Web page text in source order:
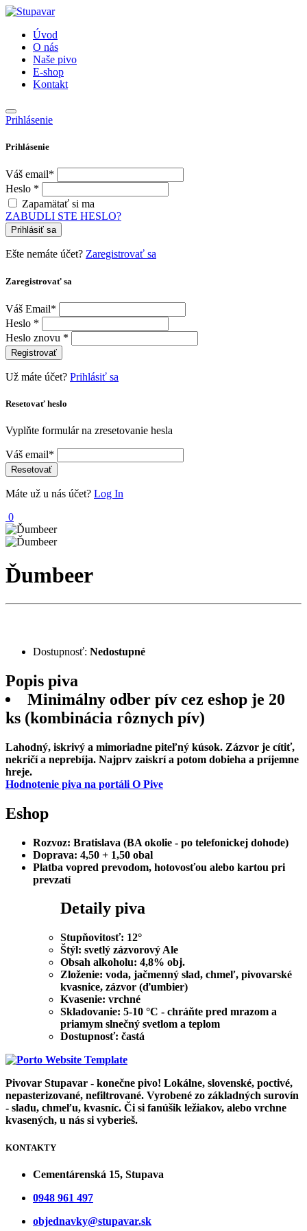
Úvod
O nás
Naše pivo
E-shop
Kontakt
Prihlásenie
Prihlásenie
Váš email*
Heslo *
Zapamätať si ma
ZABUDLI STE HESLO?
Prihlásiť sa
Ešte nemáte účet? Zaregistrovať sa
Zaregistrovať sa
Váš Email*
Heslo *
Heslo znovu *
Registrovať
Už máte účet? Prihlásiť sa
Resetovať heslo
Vyplňte formulár na zresetovanie hesla
Váš email*
Resetovať
Máte už u nás účet? Log In
0
Ďumbeer
Dostupnosť: Nedostupné
Popis piva
Minimálny odber pív cez eshop je 20
ks (kombinácia rôznych pív)
Lahodný, iskrivý a mimoriadne piteľný kúsok. Zázvor je cítiť,
nekričí a neprebíja. Najprv zaiskrí a potom dobieha a príjemne
hreje.
Hodnotenie piva na portáli O Pive
Eshop
Rozvoz: Bratislava (BA okolie - po telefonickej dohode)
Doprava: 4,50 + 1,50 obal
Platba vopred prevodom, hotovosťou alebo kartou pri
prevzatí
Detaily piva
Stupňovitosť: 12°
Štýl: svetlý zázvorový Ale
Obsah alkoholu: 4,8% obj.
Zloženie: voda, jačmenný slad, chmeľ, pivovarské
kvasnice, zázvor (ďumbier)
Kvasenie: vrchné
Skladovanie: 5-10 °C - chráňte pred mrazom a
priamym slnečný svetlom a teplom
Dostupnosť: častá
Pivovar Stupavar - konečne pivo! Lokálne, slovenské, poctivé,
nepasterizované, nefiltrované. Vyrobené zo základných surovín
- sladu, chmeľu, kvasníc. Či si fanúšik ležiakov, alebo vrchne
kvasených, u nás si vyberieš.
KONTAKTY
Cementárenská 15, Stupava
0948 961 497
objednavky@stupavar.sk